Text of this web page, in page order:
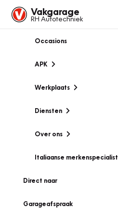
Vakgarage
RH Autotechniek
Occasions
APK
Werkplaats
Diensten
Over ons
Italiaanse merkenspecialist
Direct naar
Garageafspraak